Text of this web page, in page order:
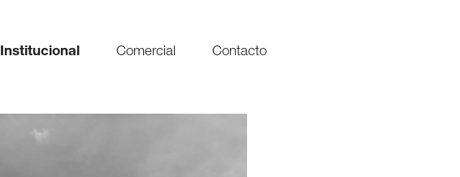
Institucional Comercial Contacto